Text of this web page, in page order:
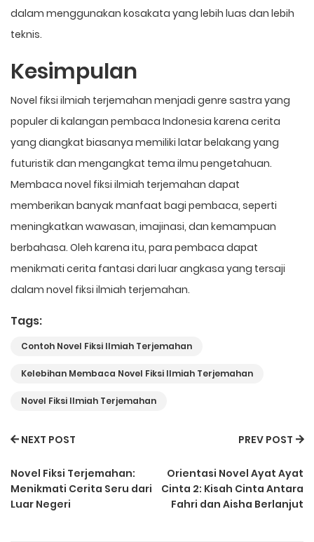
dalam menggunakan kosakata yang lebih luas dan lebih
teknis.
Kesimpulan
Novel fiksi ilmiah terjemahan menjadi genre sastra yang
populer di kalangan pembaca Indonesia karena cerita
yang diangkat biasanya memiliki latar belakang yang
futuristik dan mengangkat tema ilmu pengetahuan.
Membaca novel fiksi ilmiah terjemahan dapat
memberikan banyak manfaat bagi pembaca, seperti
meningkatkan wawasan, imajinasi, dan kemampuan
berbahasa. Oleh karena itu, para pembaca dapat
menikmati cerita fantasi dari luar angkasa yang tersaji
dalam novel fiksi ilmiah terjemahan.
Tags:
Contoh Novel Fiksi Ilmiah Terjemahan
Kelebihan Membaca Novel Fiksi Ilmiah Terjemahan
Novel Fiksi Ilmiah Terjemahan
NEXT POST
Novel Fiksi Terjemahan:
Menikmati Cerita Seru dari
Luar Negeri
PREV POST
Orientasi Novel Ayat Ayat
Cinta 2: Kisah Cinta Antara
Fahri dan Aisha Berlanjut